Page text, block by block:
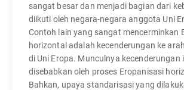
sangat besar dan menjadi bagian dari
diikuti oleh negara-negara anggota Uni
Contoh lain yang sangat mencerminkan
horizontal adalah kecenderungan ke
di Uni Eropa. Munculnya kecenderungan
disebabkan oleh proses Eropanisasi
Bahkan, upaya standarisasi yang